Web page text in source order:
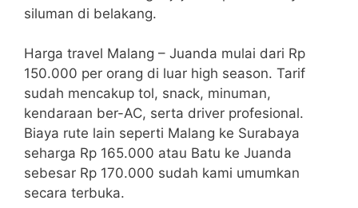
siluman di belakang.
Harga travel Malang – Juanda mulai dari Rp
150.000 per orang di luar high season. Tarif
sudah mencakup tol, snack, minuman,
kendaraan ber-AC, serta driver profesional.
Biaya rute lain seperti Malang ke Surabaya
seharga Rp 165.000 atau Batu ke Juanda
sebesar Rp 170.000 sudah kami umumkan
secara terbuka.